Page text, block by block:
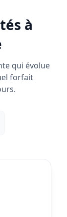
à
qui évolue
forfait